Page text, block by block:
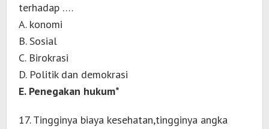
terhadap ….
A. konomi
B. Sosial
C. Birokrasi
D. Politik dan demokrasi
E. Penegakan hukum*
17. Tingginya biaya kesehatan,tingginya angka